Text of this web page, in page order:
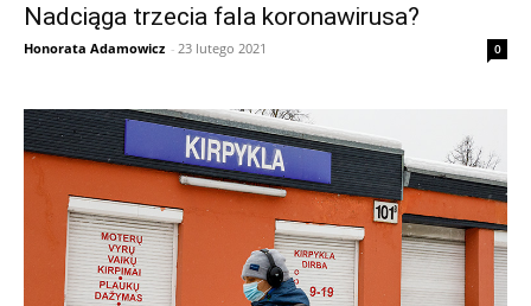
Nadciąga trzecia fala koronawirusa?
Honorata Adamowicz - 23 lutego 2021 0